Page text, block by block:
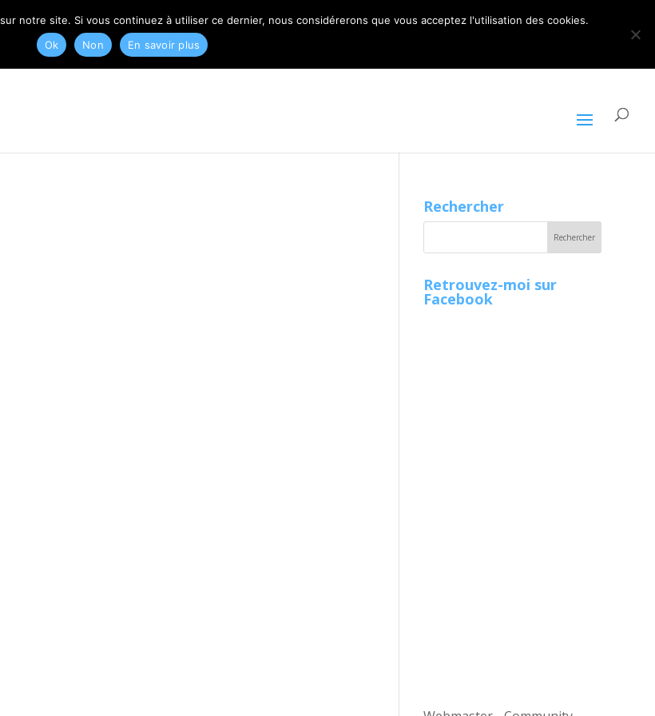
ARTICLES 0
Rechercher
Retrouvez-moi sur
Facebook
notre site. Si vous continuez à utiliser ce dernier, nous considérerons que vous acceptez l'utilisation des cookies.
Ok
Non En savoir plus